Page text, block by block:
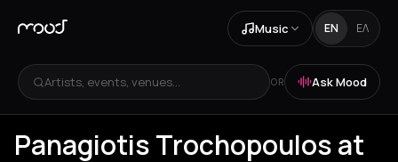
Music EN ΕΛ
Artists, events, venues... OR Ask Mood
Panagiotis Trochopoulos at